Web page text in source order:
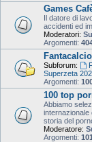
Games
Il datore di
accidenti ed
Moderatori:
Argomenti:
Subforum:
Superzeta
Argomenti:
100 top
Abbiamo
internazionale
storia del
Moderatore:
Argomenti: 101